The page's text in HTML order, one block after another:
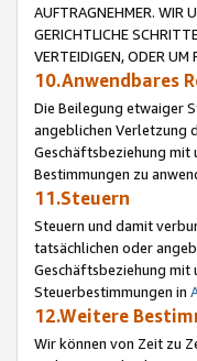
AUFTRAGNEHMER. WIR
GERICHTLICHE
VERTEIDIGEN, ODER
10.Anwendbares
Die Beilegung etwaiger
angeblichen Verletzung
Geschäftsbeziehung mit
Bestimmungen zu
11.Steuern
Steuern und damit
tatsächlichen oder
Geschäftsbeziehung mit
Steuerbestimmungen in
12.Weitere
Wir können von Zeit zu